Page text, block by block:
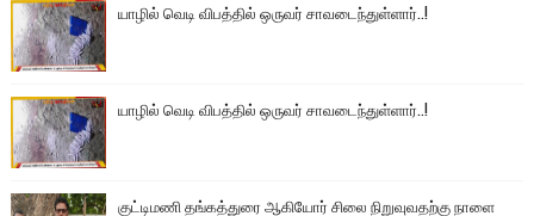
யாழில் வெடி விபத்தில் ஒருவர் சாவடைந்துள்ளார்..!
யாழில் வெடி விபத்தில் ஒருவர் சாவடைந்துள்ளார்..!
குட்டிமணி தங்கத்துரை ஆகியோர் சிலை நிறுவுவதற்கு நாளை